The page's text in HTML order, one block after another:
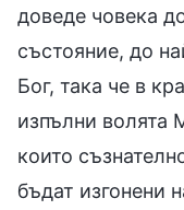
доведе човека
състояние, до
Бог, така че в
изпълни волята
които
бъдат изгонени